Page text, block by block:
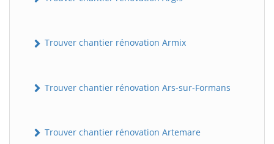
Trouver chantier rénovation Armix
Trouver chantier rénovation Ars-sur-Formans
Trouver chantier rénovation Artemare